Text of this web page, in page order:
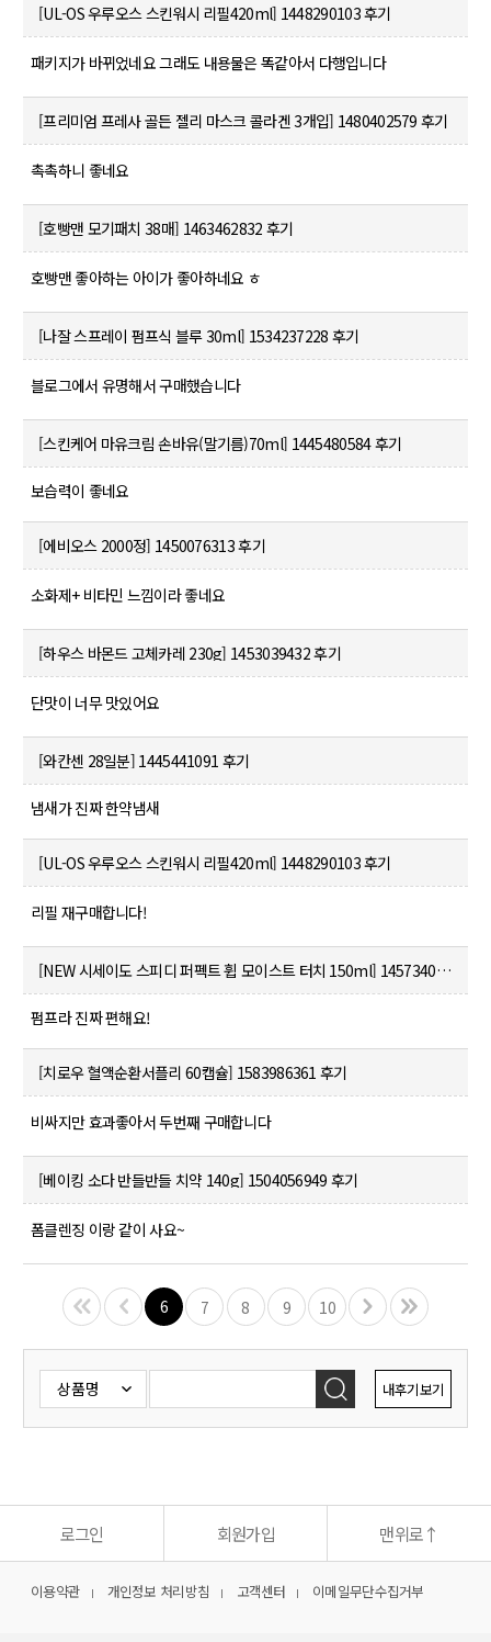
[UL-OS 우루오스 스킨워시 리필420ml] 1448290103 후기
패키지가 바뀌었네요 그래도 내용물은 똑같아서 다행입니다
[프리미엄 프레사 골든 젤리 마스크 콜라겐 3개입] 1480402579 후기
촉촉하니 좋네요
[호빵맨 모기패치 38매] 1463462832 후기
호빵맨 좋아하는 아이가 좋아하네요 ㅎ
[나잘 스프레이 펌프식 블루 30ml] 1534237228 후기
블로그에서 유명해서 구매했습니다
[스킨케어 마유크림 손바유(말기름)70ml] 1445480584 후기
보습력이 좋네요
[에비오스 2000정] 1450076313 후기
소화제+ 비타민 느낌이라 좋네요
[하우스 바몬드 고체카레 230g] 1453039432 후기
단맛이 너무 맛있어요
[와칸센 28일분] 1445441091 후기
냄새가 진짜 한약냄새
[UL-OS 우루오스 스킨워시 리필420ml] 1448290103 후기
리필 재구매합니다!
[NEW 시세이도 스피디 퍼펙트 휩 모이스트 터치 150ml] 1457340469 후기
펌프라 진짜 편해요!
[치로우 혈액순환서플리 60캡슐] 1583986361 후기
비싸지만 효과좋아서 두번째 구매합니다
[베이킹 소다 반들반들 치약 140g] 1504056949 후기
폼클렌징 이랑 같이 사요~
6 7 8 9 10
내후기보기
로그인 회원가입 맨위로↑
이용약관 개인정보 처리방침 고객센터 이메일무단수집거부